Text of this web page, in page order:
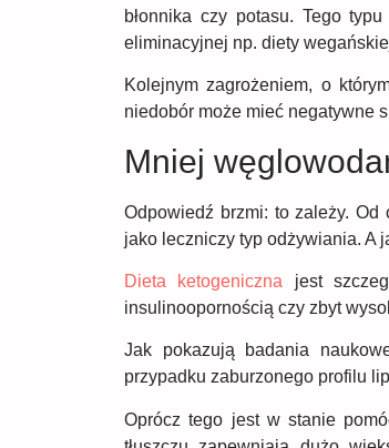
błonnika czy potasu. Tego
eliminacyjnej np. diety
Kolejnym zagrożeniem, o
niedobór może mieć negatywne
Mniej
Odpowiedź brzmi: to zależy.
jako leczniczy typ odżywiania. A
Dieta ketogeniczna jest
insulinoopornością czy zbyt
Jak pokazują badania
przypadku zaburzonego profilu
Oprócz tego jest w stanie